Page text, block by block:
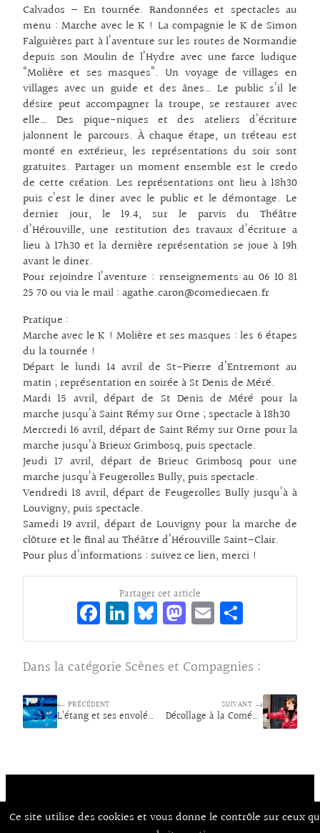
Calvados – En tournée. Randonnées et spectacles au
menu : Marche avec le K ! La compagnie le K de Simon
Falguières part à l’aventure sur les routes de Normandie
depuis son Moulin de l’Hydre avec une farce ludique
“Molière et ses masques”. Un voyage de villages en
villages avec un guide et des ânes… Le public s’il le
désire peut accompagner la troupe, se restaurer avec
elle… Des pique-niques et des ateliers d’écriture
jalonnent le parcours. À chaque étape, un tréteau est
monté en extérieur, les représentations du soir sont
gratuites. Partager un moment ensemble est le credo
de cette création. Les représentations ont lieu à 18h30
puis c’est le diner avec le public et le démontage. Le
dernier jour, le 19.4, sur le parvis du Théâtre
d’Hérouville, une restitution des travaux d’écriture a
lieu à 17h30 et la dernière représentation se joue à 19h
avant le diner.
Pour rejoindre l’aventure : renseignements au 06 10 81
25 70 ou via le mail : agathe.caron@comediecaen.fr
Pratique :
Marche avec le K ! Molière et ses masques : les 6 étapes
du la tournée !
Départ le lundi 14 avril de St-Pierre d’Entremont au
matin ; représentation en soirée à St Denis de Méré.
Mardi 15 avril, départ de St Denis de Méré pour la
marche jusqu’à Saint Rémy sur Orne ; spectacle à 18h30
Mercredi 16 avril, départ de Saint Rémy sur Orne pour la
marche jusqu’à Brieux Grimbosq, puis spectacle.
Jeudi 17 avril, départ de Brieuc Grimbosq pour une
marche jusqu’à Feugerolles Bully, puis spectacle.
Vendredi 18 avril, départ de Feugerolles Bully jusqu’à à
Louvigny, puis spectacle.
Samedi 19 avril, départ de Louvigny pour la marche de
clôture et le final au Théâtre d’Hérouville Saint-Clair.
Pour plus d’informations : suivez ce lien, merci !
Partager cet article
Fa
ce
bo
o
k
Li
n
ke
dI
n
Bl
ue
sk
y
M
as
to
d
o
n
E
m
ai
l
rt
ag
er
Dans la catégorie Scènes et Compagnies :
← PRÉCÉDENT
L’étang et ses envolées musicales !
SUIVANT →
Décollage à la Comédie de Caen
Contact
À Propos d’Aux Arts
Ce site utilise des cookies et vous donne le contrôle sur ceux